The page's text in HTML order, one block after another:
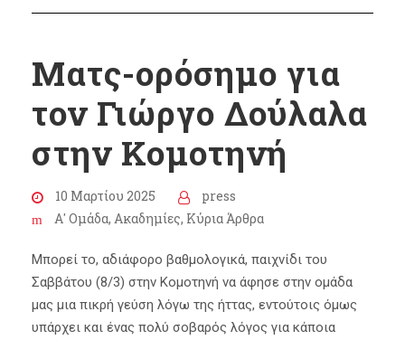
Ματς-ορόσημο για
τον Γιώργο Δούλαλα
στην Κομοτηνή
10 Μαρτίου 2025
press
Α' Ομάδα, Ακαδημίες, Κύρια Άρθρα
Μπορεί το, αδιάφορο βαθμολογικά, παιχνίδι του
Σαββάτου (8/3) στην Κομοτηνή να άφησε στην ομάδα
μας μια πικρή γεύση λόγω της ήττας, εντούτοις όμως
υπάρχει και ένας πολύ σοβαρός λόγος για κάποια